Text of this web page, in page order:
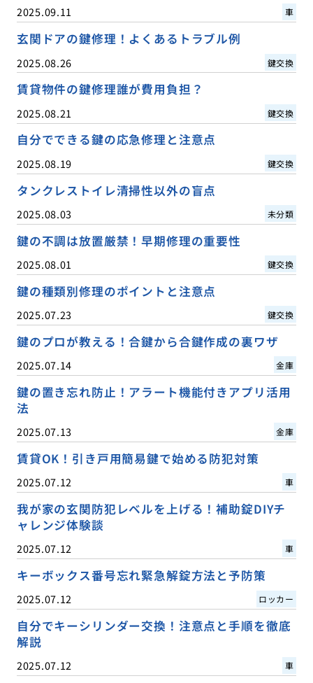
2025.09.11 車
玄関ドアの鍵修理！よくあるトラブル例
2025.08.26 鍵交換
賃貸物件の鍵修理誰が費用負担？
2025.08.21 鍵交換
自分でできる鍵の応急修理と注意点
2025.08.19 鍵交換
タンクレストイレ清掃性以外の盲点
2025.08.03 未分類
鍵の不調は放置厳禁！早期修理の重要性
2025.08.01 鍵交換
鍵の種類別修理のポイントと注意点
2025.07.23 鍵交換
鍵のプロが教える！合鍵から合鍵作成の裏ワザ
2025.07.14 金庫
鍵の置き忘れ防止！アラート機能付きアプリ活用
法
2025.07.13 金庫
賃貸OK！引き戸用簡易鍵で始める防犯対策
2025.07.12 車
我が家の玄関防犯レベルを上げる！補助錠DIYチ
ャレンジ体験談
2025.07.12 車
キーボックス番号忘れ緊急解錠方法と予防策
2025.07.12 ロッカー
自分でキーシリンダー交換！注意点と手順を徹底
解説
2025.07.12 車